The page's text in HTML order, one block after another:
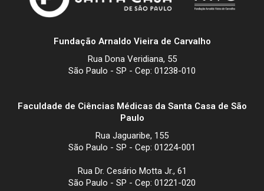
Fundação Arnaldo Vieira de Carvalho
Rua Dona Veridiana, 55
São Paulo - SP - Cep: 01238-010
Faculdade de Ciências Médicas da Santa Casa de São
Paulo
Rua Jaguaribe, 155
São Paulo - SP - Cep: 01224-001
Rua Dr. Cesário Motta Jr., 61
São Paulo - SP - Cep: 01221-020